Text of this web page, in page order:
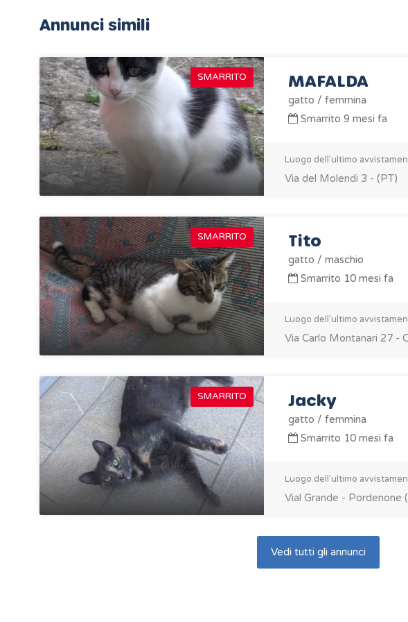
Annunci simili
SMARRITO MAFALDA
gatto / femmina
Smarrito 9 mesi fa
Luogo dell'ultimo
Via del Molendi 3 - (PT)
SMARRITO Tito
gatto / maschio
Smarrito 10 mesi fa
Luogo dell'ultimo
Via Carlo Montanari 27 -
SMARRITO Jacky
gatto / femmina
Smarrito 10 mesi fa
Luogo dell'ultimo
Vial Grande - Pordenone
Vedi tutti gli annunci